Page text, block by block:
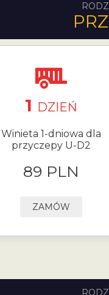
1 DZIEŃ
Winieta 1-dniowa dla
przyczepy U-D2
89 PLN
ZAMÓW